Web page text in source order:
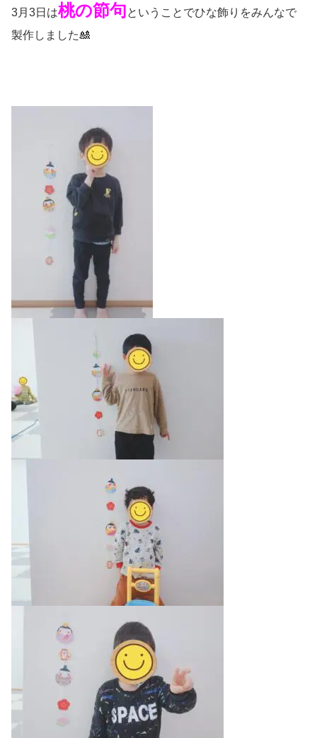
3月3日は桃の節句ということでひな飾りをみんなで
製作しました🎎